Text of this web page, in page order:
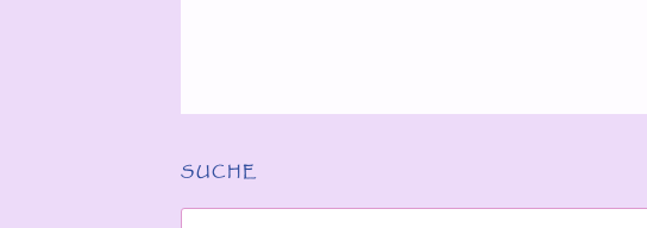
SUCHE